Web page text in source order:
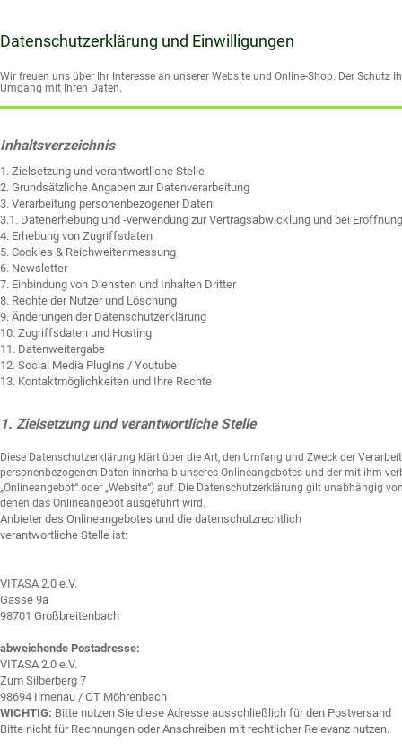
Datenschutzerklärung und Einwilligungen
Wir freuen uns über Ihr Interesse an unserer Website und Online-Shop. Der
Umgang mit Ihren Daten.
Inhaltsverzeichnis
1. Zielsetzung und verantwortliche Stelle
2. Grundsätzliche Angaben zur Datenverarbeitung
3. Verarbeitung personenbezogener Daten
3.1. Datenerhebung und -verwendung zur Vertragsabwicklung und bei
4. Erhebung von Zugriffsdaten
5. Cookies & Reichweitenmessung
6. Newsletter
7. Einbindung von Diensten und Inhalten Dritter
8. Rechte der Nutzer und Löschung
9. Änderungen der Datenschutzerklärung
10. Zugriffsdaten und Hosting
11. Datenweitergabe
12. Social Media PlugIns / Youtube
13. Kontaktmöglichkeiten und Ihre Rechte
1. Zielsetzung und verantwortliche Stelle
Diese Datenschutzerklärung klärt über die Art, den Umfang und Zweck der
personenbezogenen Daten innerhalb unseres Onlineangebotes und der mit ihm
„Onlineangebot“ oder „Website“) auf. Die Datenschutzerklärung gilt unabhängig
denen das Onlineangebot ausgeführt wird.
Anbieter des Onlineangebotes und die datenschutzrechtlich
verantwortliche Stelle ist:
VITASA 2.0 e.V.
Gasse 9a
98701 Großbreitenbach
abweichende Postadresse:
VITASA 2.0 e.V.
Zum Silberberg 7
98694 Ilmenau / OT Möhrenbach
WICHTIG: Bitte nutzen Sie diese Adresse ausschließlich für den Postversand
Bitte nicht für Rechnungen oder Anschreiben mit rechtlicher Relevanz nutzen.